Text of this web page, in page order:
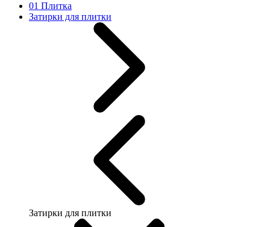
01 Плитка
Затирки для плитки
Затирки для плитки